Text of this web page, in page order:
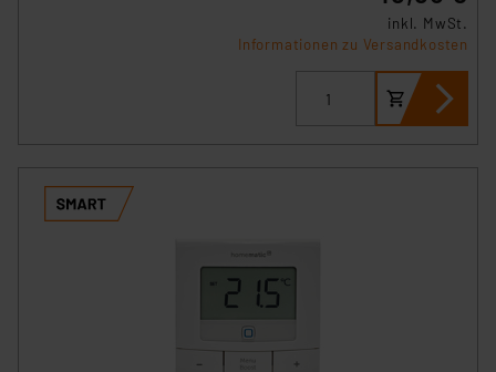
inkl. MwSt.
Informationen zu Versandkosten